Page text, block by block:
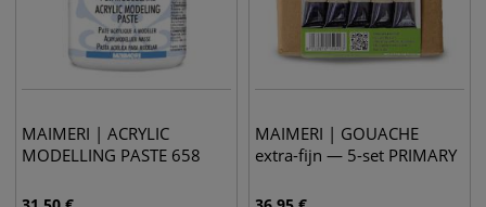
MAIMERI | ACRYLIC
MODELLING PASTE 658
MAIMERI | GOUACHE
extra-fijn — 5-set PRIMARY